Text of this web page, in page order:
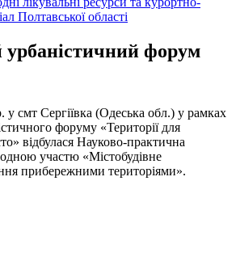
Полтавської області
форум
у смт Сергіївка (Одеська обл.) у рамках
форуму «Території для
відбулася Науково-практична
участю «Містобудівне
прибережними територіями».